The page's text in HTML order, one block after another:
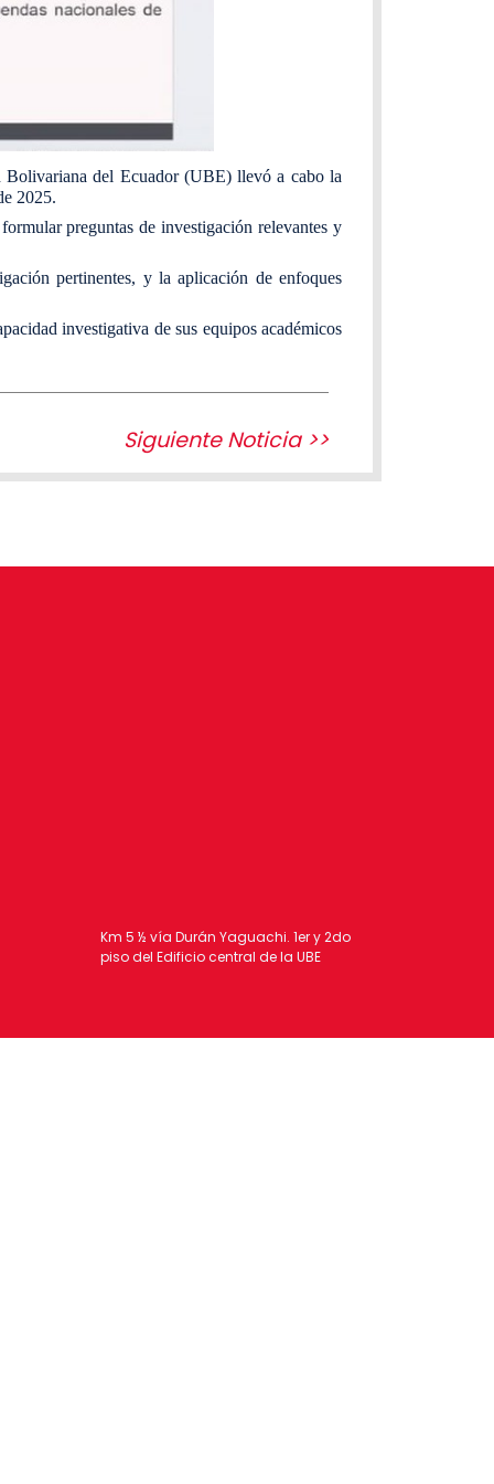
del Ecuador (UBE) llevó a cabo la
2025.
preguntas de investigación relevantes y
pertinentes, y la aplicación de enfoques
investigativa de sus equipos académicos
Siguiente Noticia >>
Km 5 ½ vía Durán Yaguachi. 1er y 2do
piso del Edificio central de la UBE